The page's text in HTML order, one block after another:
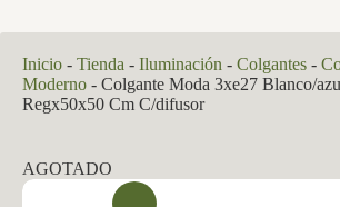
Inicio - Tienda - Iluminación - Colgantes -
Moderno - Colgante Moda 3xe27 Blanco/
Regx50x50 Cm C/difusor
AGOTADO